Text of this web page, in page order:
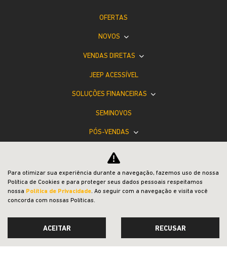
OFERTAS
NOVOS
VENDAS DIRETAS
JEEP ACESSÍVEL
SOLUÇÕES FINANCEIRAS
SEMINOVOS
PÓS-VENDAS
INSTITUCIONAL
BLOG
COMPARATIVO
Para otimizar sua experiência durante a navegação, fazemos uso de nossa
Política de Cookies e para proteger seus dados pessoais respeitamos
nossa Política de Privacidade. Ao seguir com a navegação e visita você
concorda com nossas Políticas.
ACEITAR RECUSAR